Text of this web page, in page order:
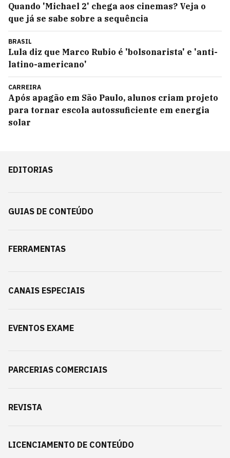
Quando 'Michael 2' chega aos cinemas? Veja o
que já se sabe sobre a sequência
BRASIL
Lula diz que Marco Rubio é 'bolsonarista' e 'anti-
latino-americano'
CARREIRA
Após apagão em São Paulo, alunos criam projeto
para tornar escola autossuficiente em energia
solar
EDITORIAS
GUIAS DE CONTEÚDO
FERRAMENTAS
CANAIS ESPECIAIS
EVENTOS EXAME
PARCERIAS COMERCIAIS
REVISTA
LICENCIAMENTO DE CONTEÚDO